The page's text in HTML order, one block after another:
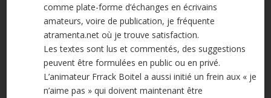
comme plate-forme d’échanges en écrivains
amateurs, voire de publication, je fréquente
atramenta.net où je trouve satisfaction.
Les textes sont lus et commentés, des suggestions
peuvent être formulées en public ou en privé.
L’animateur Frrack Boitel a aussi initié un frein aux « je
n’aime pas » qui doivent maintenant être